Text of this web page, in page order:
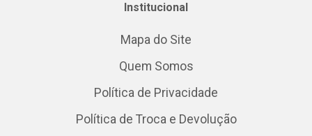
Institucional
Mapa do Site
Quem Somos
Política de Privacidade
Política de Troca e Devolução